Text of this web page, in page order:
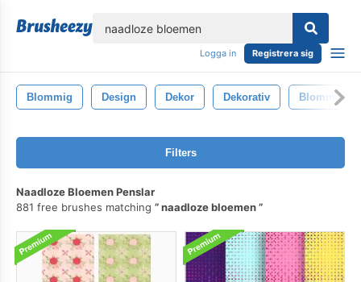
Logga in Registrera sig
Blommig Design Dekor Dekorativ Blomma
Filters
Naadloze Bloemen Penslar
881 free brushes matching
naadloze bloemen